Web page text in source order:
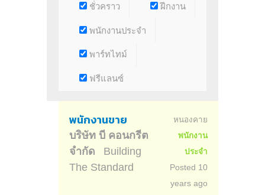
ชั่วคราว ฝึกงาน
พนักงานประจำ
พาร์ทไทม์
ฟรีแลนซ์
พนักงานขาย
บริษัท บี คอนกรีต
จำกัด
Building
The Standard
หนองคาย
พนักงาน
ประจำ
Posted 10
years ago